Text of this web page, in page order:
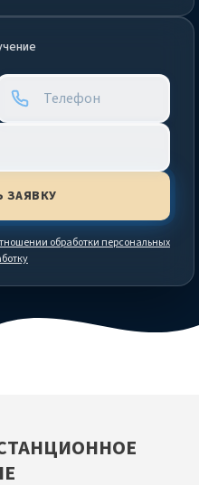
обработки персональных